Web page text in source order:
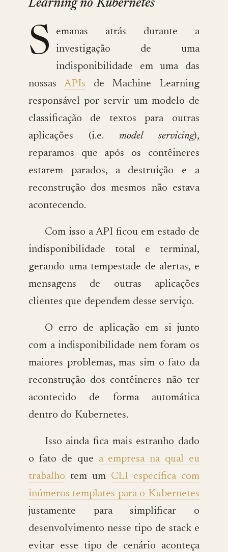
Learning no Kubernetes
S
emanas atrás durante a
investigação de uma
indisponibilidade em uma das
nossas APIs de Machine Learning
responsável por servir um modelo de
classificação de textos para outras
aplicações (i.e. model servicing),
reparamos que após os contêineres
estarem parados, a destruição e a
reconstrução dos mesmos não estava
acontecendo.
Com isso a API ficou em estado de
indisponibilidade total e terminal,
gerando uma tempestade de alertas, e
mensagens de outras aplicações
clientes que dependem desse serviço.
O erro de aplicação em si junto
com a indisponibilidade nem foram os
maiores problemas, mas sim o fato da
reconstrução dos contêineres não ter
acontecido de forma automática
dentro do Kubernetes.
Isso ainda fica mais estranho dado
o fato de que a empresa na qual eu
trabalho tem um CLI específica com
inúmeros templates para o Kubernetes
justamente para simplificar o
desenvolvimento nesse tipo de stack e
evitar esse tipo de cenário aconteça